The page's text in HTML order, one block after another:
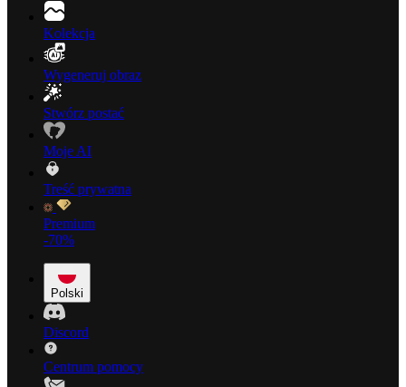
Kolekcja
Wygeneruj obraz
Stwórz postać
Moje AI
Treść prywatna
Premium
-70%
Polski
Discord
Centrum pomocy